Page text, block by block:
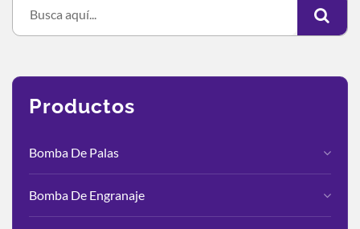
Productos
Bomba De Palas
Bomba De Engranaje